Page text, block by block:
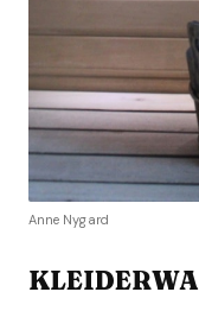
Anne Nygard